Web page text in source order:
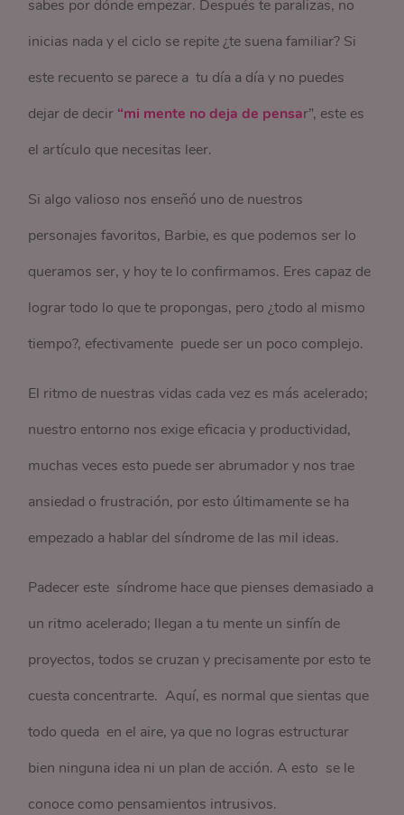
sabes por dónde empezar. Después te paralizas, no
inicias nada y el ciclo se repite ¿te suena familiar? Si
este recuento se parece a tu día a día y no puedes
dejar de decir “mi mente no deja de pensar”, este es
el artículo que necesitas leer.
Si algo valioso nos enseñó uno de nuestros
personajes favoritos, Barbie, es que podemos ser lo
queramos ser, y hoy te lo confirmamos. Eres capaz de
lograr todo lo que te propongas, pero ¿todo al mismo
tiempo?, efectivamente puede ser un poco complejo.
El ritmo de nuestras vidas cada vez es más acelerado;
nuestro entorno nos exige eficacia y productividad,
muchas veces esto puede ser abrumador y nos trae
ansiedad o frustración, por esto últimamente se ha
empezado a hablar del síndrome de las mil ideas.
Padecer este síndrome hace que pienses demasiado a
un ritmo acelerado; llegan a tu mente un sinfín de
proyectos, todos se cruzan y precisamente por esto te
cuesta concentrarte. Aquí, es normal que sientas que
todo queda en el aire, ya que no logras estructurar
bien ninguna idea ni un plan de acción. A esto se le
conoce como pensamientos intrusivos.